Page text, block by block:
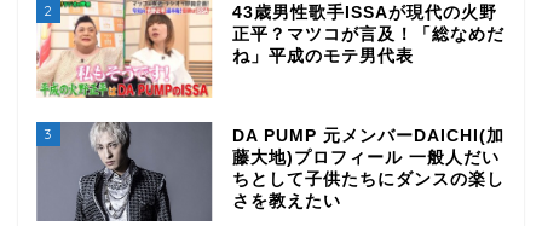
2
43歳男性歌手ISSAが現代の火野
正平？マツコが言及！「総なめだ
ね」平成のモテ男代表
3
DA PUMP 元メンバーDAICHI(加
藤大地)プロフィール 一般人だい
ちとして子供たちにダンスの楽し
さを教えたい